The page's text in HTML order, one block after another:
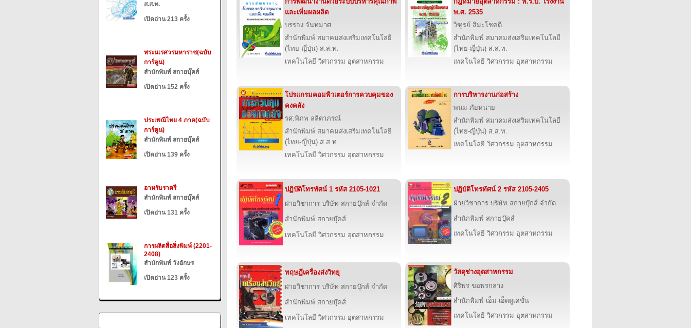
ส.ส.ท.
เปิดอ่าน 213 ครั้ง
พระนเรศวรมหาราช(ฉบับ
การ์ตูน)
สำนักพิมพ์ สกายบุ๊คส์
เปิดอ่าน 152 ครั้ง
ประเพณีไทย 4 ภาค(ฉบับ
การ์ตูน)
สำนักพิมพ์ สกายบุ๊คส์
เปิดอ่าน 139 ครั้ง
อาหรับราตรี
สำนักพิมพ์ สกายบุ๊คส์
เปิดอ่าน 131 ครั้ง
การผลิตสื่อสิ่งพิมพ์ (2201-
2408)
สำนักพิมพ์ วังอักษร
เปิดอ่าน 123 ครั้ง
และเพิ่มผลผลิต
บรรจง จันทมาศ
สำนักพิมพ์ สมาคมส่งเสริมเทคโนโลยี
(ไทย-ญี่ปุ่น) ส.ส.ท.
เทคโนโลยี วิศวกรรม อุตสาหกรรม
พ.ศ. 2535
วิฑูรย์ สิมะโชคดี
สำนักพิมพ์ สมาคมส่งเสริมเทคโนโลยี
(ไทย-ญี่ปุ่น) ส.ส.ท.
เทคโนโลยี วิศวกรรม อุตสาหกรรม
โปรแกรมคอมพิวเตอร์การควบคุมของ
คงคลัง
รศ.พิภพ ลลิตาภรณ์
สำนักพิมพ์ สมาคมส่งเสริมเทคโนโลยี
(ไทย-ญี่ปุ่น) ส.ส.ท.
เทคโนโลยี วิศวกรรม อุตสาหกรรม
การบริหารงานก่อสร้าง
พนม ภัยหน่าย
สำนักพิมพ์ สมาคมส่งเสริมเทคโนโลยี
(ไทย-ญี่ปุ่น) ส.ส.ท.
เทคโนโลยี วิศวกรรม อุตสาหกรรม
ปฏิบัติโทรทัศน์ 1 รหัส 2105-1021
ฝ่ายวิชาการ บริษัท สกายบุ๊กส์ จำกัด
สำนักพิมพ์ สกายบุ๊คส์
เทคโนโลยี วิศวกรรม อุตสาหกรรม
ปฏิบัติโทรทัศน์ 2 รหัส 2105-2405
ฝ่ายวิชาการ บริษัท สกายบุ๊กส์ จำกัด
สำนักพิมพ์ สกายบุ๊คส์
เทคโนโลยี วิศวกรรม อุตสาหกรรม
ทฤษฎีเครื่องส่งวิทยุ
ฝ่ายวิชาการ บริษัท สกายบุ๊กส์ จำกัด
สำนักพิมพ์ สกายบุ๊คส์
เทคโนโลยี วิศวกรรม อุตสาหกรรม
วัสดุช่างอุตสาหกรรม
ศิริพร ขอพรกลาง
สำนักพิมพ์ เอ็ม-เอ็ดดูเคชั่น
เทคโนโลยี วิศวกรรม อุตสาหกรรม